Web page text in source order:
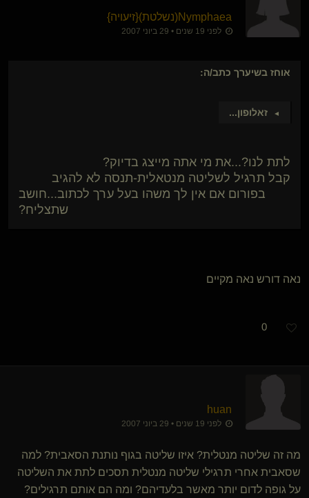
Nymphaea​(נשלטת) ​{זיעויה}
לפני 19 שנים • 29 ביוני 2007
אוחז בשיערך כתב/ה:
► זאלופון...
לתת לנו?...את מי אתה מייצג בדיוק?
קבל תרגיל לשליטה מנטאלית-תנסה לא להגיב
בפורום אם אין לך משהו בעל ערך לכתוב...חושב
שתצליח?
נאה דורש נאה מקיים
0
huan
לפני 19 שנים • 29 ביוני 2007
מה זה שליטה מנטלית? איזו שליטה בגוף נותנת הסאבית? למה
שסאבית אחרי תרגילי שליטה מנטלית תסכים לתת את השליטה
על גופה לדום יותר מאשר בלעדיהם? ומה הם אותם תרגילים?